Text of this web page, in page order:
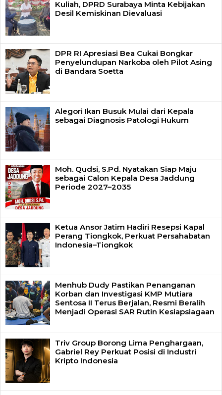
Kuliah, DPRD Surabaya Minta Kebijakan
Desil Kemiskinan Dievaluasi
DPR RI Apresiasi Bea Cukai Bongkar
Penyelundupan Narkoba oleh Pilot Asing
di Bandara Soetta
Alegori Ikan Busuk Mulai dari Kepala
sebagai Diagnosis Patologi Hukum
Moh. Qudsi, S.Pd. Nyatakan Siap Maju
sebagai Calon Kepala Desa Jaddung
Periode 2027–2035
Ketua Ansor Jatim Hadiri Resepsi Kapal
Perang Tiongkok, Perkuat Persahabatan
Indonesia–Tiongkok
Menhub Dudy Pastikan Penanganan
Korban dan Investigasi KMP Mutiara
Sentosa II Terus Berjalan, Resmi Beralih
Menjadi Operasi SAR Rutin Kesiapsiagaan
Triv Group Borong Lima Penghargaan,
Gabriel Rey Perkuat Posisi di Industri
Kripto Indonesia